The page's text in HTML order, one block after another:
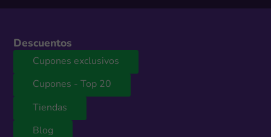
Descuentos
Cupones exclusivos
Cupones - Top 20
Tiendas
Blog